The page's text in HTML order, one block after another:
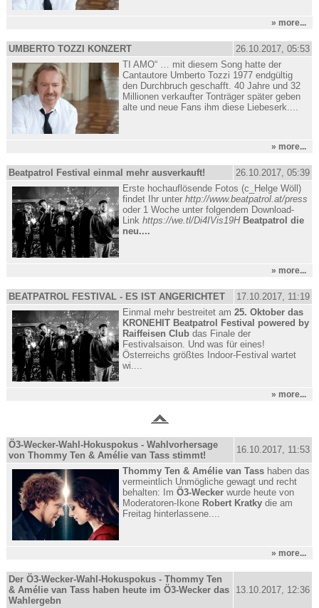
» more...
UMBERTO TOZZI KONZERT
26.10.2017, 05:53
TI AMO“ … mit diesem Song hatte der
Cantautore Umberto Tozzi 1977 endgültig
den Durchbruch geschafft. 40 Jahre und 32
Millionen verkaufter Tonträger später geben
alte und neue Fans ihm diese Liebeserk....
» more...
Beatpatrol Festival einmal mehr ausverkauft!
26.10.2017, 05:39
Erste hochauflösende Fotos (c_Helge Wöll)
findet Ihr unter http://www.beatpatrol.at/press
oder 1 Woche unter folgendem Download-
Link https://we.tl/Di4IVis19H Beatpatrol die
neu....
» more...
BEATPATROL FESTIVAL - ES IST ANGERICHTET
17.10.2017, 11:19
Einmal mehr bestreitet am 25. Oktober das
KRONEHIT Beatpatrol Festival powered by
Raiffeisen Club das Finale der
Festivalsaison. Und was für eines!
Österreichs größtes Indoor-Festival wartet
wi....
» more...
Ö3-Wecker-Wahl-Hokuspokus - Wahlvorhersage
von Thommy Ten & Amélie van Tass stimmt!
16.10.2017, 11:53
Thommy Ten & Amélie van Tass haben das
vermeintlich Unmögliche gewagt und recht
behalten: Im Ö3-Wecker wurde heute von
Moderatoren-Ikone Robert Kratky die am
Freitag hinterlassene....
» more...
Der Ö3-Wecker-Wahl-Hokuspokus - Thommy Ten
& Amélie van Tass haben heute im Ö3-Wecker das
Wahlergebn
13.10.2017, 12:36